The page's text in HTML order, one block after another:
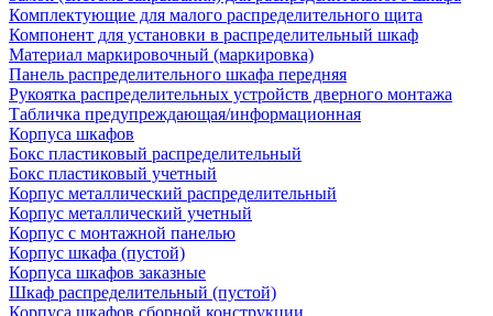
Комплектующие для малого распределительного щита
Компонент для установки в распределительный шкаф
Материал маркировочный (маркировка)
Панель распределительного шкафа передняя
Рукоятка распределительных устройств дверного монтажа
Табличка предупреждающая/информационная
Корпуса шкафов
Бокс пластиковый распределительный
Бокс пластиковый учетный
Корпус металлический распределительный
Корпус металлический учетный
Корпус с монтажной панелью
Корпус шкафа (пустой)
Корпуса шкафов заказные
Шкаф распределительный (пустой)
Корпуса шкафов сборной конструкции